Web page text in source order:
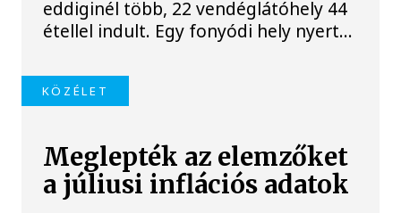
eddiginél több, 22 vendéglátóhely 44
étellel indult. Egy fonyódi hely nyert...
KÖZÉLET
Meglepték az elemzőket
a júliusi inflációs adatok